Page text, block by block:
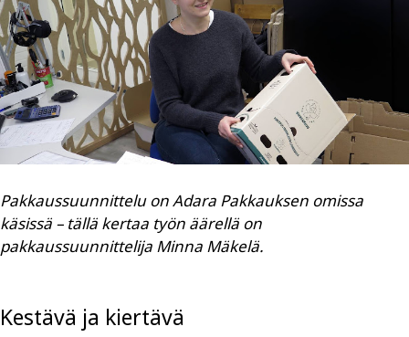
Pakkaussuunnittelu on Adara Pakkauksen omissa
käsissä – tällä kertaa työn äärellä on
pakkaussuunnittelija Minna Mäkelä.
Kestävä ja kiertävä